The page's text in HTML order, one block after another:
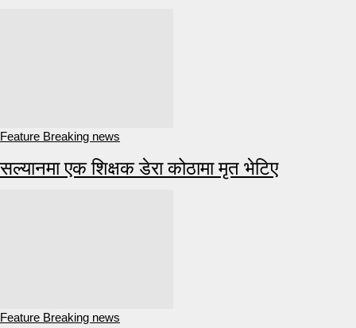
Feature Breaking news
सल्यानमा एक शिक्षक डेरा कोठामा मृत भेटिए
Feature Breaking news